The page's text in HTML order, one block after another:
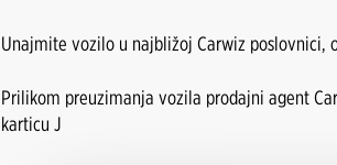
Unajmite vozilo u najbližoj Carwiz poslovnici,
Prilikom preuzimanja vozila prodajni agent
karticu J